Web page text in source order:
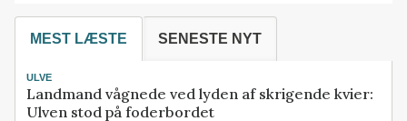
MEST LÆSTE SENESTE NYT
ULVE
Landmand vågnede ved lyden af skrigende kvier:
Ulven stod på foderbordet